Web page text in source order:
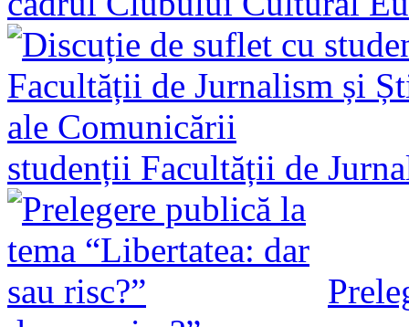
studenții Facultății de